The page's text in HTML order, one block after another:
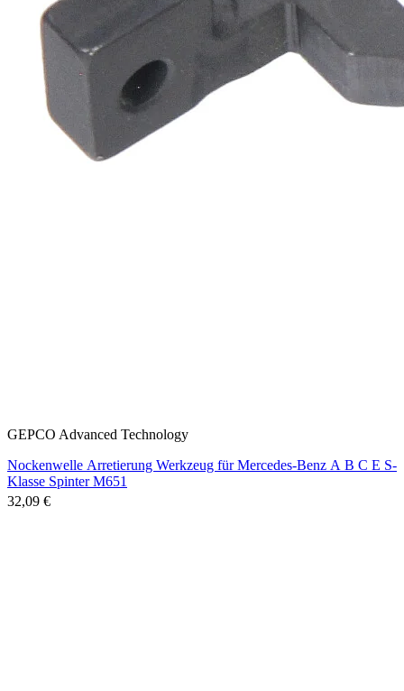
GEPCO Advanced Technology
Nockenwelle Arretierung Werkzeug für Mercedes-Benz A B C E S-
Klasse Spinter M651
32,09 €